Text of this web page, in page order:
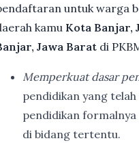
untuk warga
kamu Kota Banjar,
Jawa Barat di
Memperkuat dasar
pendidikan yang
pendidikan
di bidang tertentu.